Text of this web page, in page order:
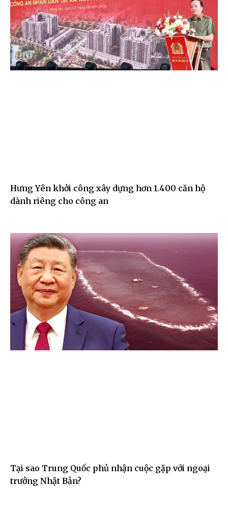
Hưng Yên khởi công xây dựng hơn 1.400 căn hộ
dành riêng cho công an
Tại sao Trung Quốc phủ nhận cuộc gặp với ngoại
trưởng Nhật Bản?